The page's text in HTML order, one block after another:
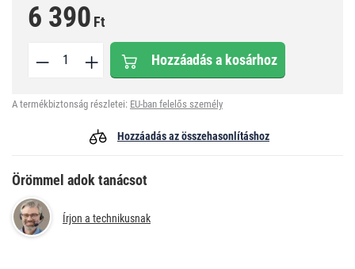
6 390 Ft
Hozzáadás a kosárhoz
A termékbiztonság részletei: EU-ban felelős személy
Hozzáadás az összehasonlításhoz
Örömmel adok tanácsot
Írjon a technikusnak